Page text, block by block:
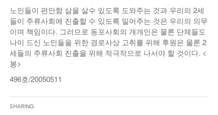
노인들이 편안함 삶을 살수 있도록 도와주는 것과 우리의 2세
들이 주류사회에 진출할 수 있도록 밀어주는 것은 우리의 의무
이며 책임이다. 그러므로 동포사회의 개개인은 물론 단체들도
나이 드신 노인들을 위한 경로사상 고취를 위해 후원은 물론 2
세들의 주류사회 진출을 위해 적극적으로 나서야 할 것이다. <
봉>
496호/20050511
Sharing